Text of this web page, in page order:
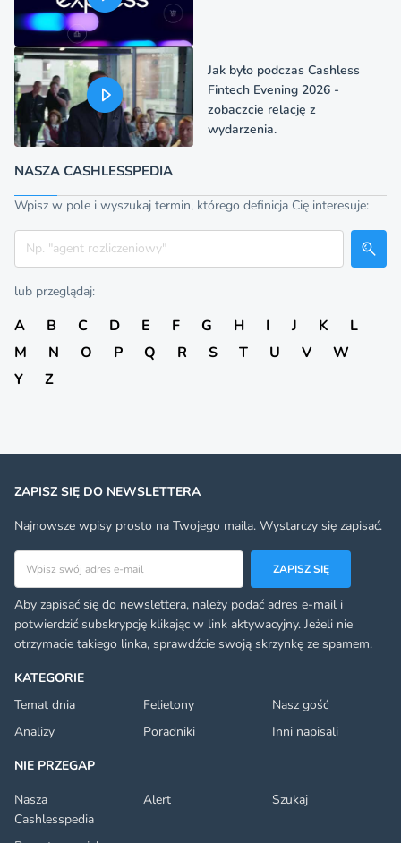
Jak było podczas Cashless
Fintech Evening 2026 -
zobaczcie relację z
wydarzenia.
NASZA CASHLESSPEDIA
Wpisz w pole i wyszukaj termin, którego definicja Cię interesuje:
Szukaj
lub przeglądaj:
A B C D E F G H I J K
L
M
N O P Q R S T U V
W
Y
Z
KATEGORIE
Temat dnia
Felietony
Nasz gość
Analizy
Poradniki
Inni napisali
NIE PRZEGAP
Nasza
Cashlesspedia
Alert Szukaj
ZAPISZ SIĘ DO NEWSLETTERA
Najnowsze wpisy prosto na Twojego maila. Wystarczy się zapisać.
ZAPISZ SIĘ
Aby zapisać się do newslettera, należy podać adres e-mail i
potwierdzić subskrypcję klikając w link aktywacyjny. Jeżeli nie
otrzymacie takiego linka, sprawdźcie swoją skrzynkę ze spamem.